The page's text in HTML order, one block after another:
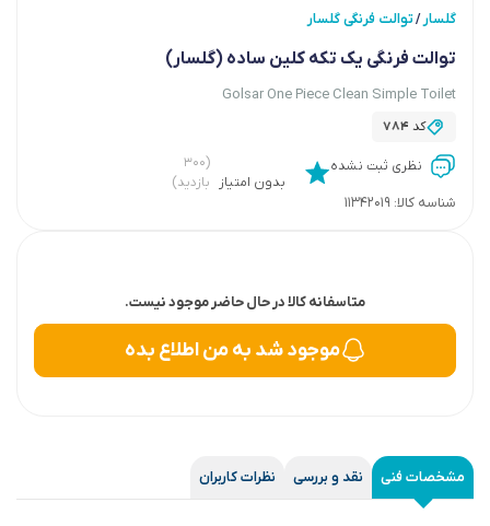
گلسار /توالت فرنگی گلسار
توالت فرنگی یک تکه کلین ساده (گلسار)
Golsar One Piece Clean Simple Toilet
کد 784
نظری ثبت نشده
بدون امتیاز
(۳۰۰
بازدید)
شناسه کالا: 11342019
متاسفانه کالا در حال حاضر موجود نیست.
موجود شد به من اطلاع بده
مشخصات فنی نقد و بررسی نظرات کاربران